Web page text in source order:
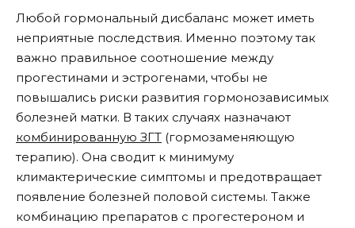
Любой гормональный дисбаланс может иметь
неприятные последствия. Именно поэтому так
важно правильное соотношение между
прогестинами и эстрогенами, чтобы не
повышались риски развития гормонозависимых
болезней матки. В таких случаях назначают
комбинированную ЗГТ (гормозаменяющую
терапию). Она сводит к минимуму
климактерические симптомы и предотвращает
появление болезней половой системы. Также
комбинацию препаратов с прогестероном и